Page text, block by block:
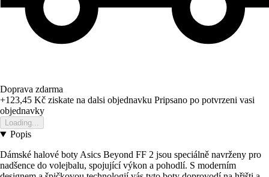
Doprava zdarma
+123,45 Kč ziskate na dalsi objednavku Pripsano po potvrzeni vasi
objednavky
Loading...
Popis
Dámské halové boty Asics Beyond FF 2 jsou speciálně navrženy pro
nadšence do volejbalu, spojující výkon a pohodlí. S moderním